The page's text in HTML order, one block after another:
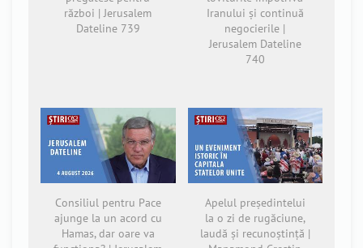
război | Jerusalem
Dateline 739
Iranului și continuă
negocierile |
Jerusalem Dateline
740
Consiliul pentru Pace
ajunge la un acord cu
Hamas, dar oare va
Apelul președintelui
la o zi de rugăciune,
laudă și recunoștință |